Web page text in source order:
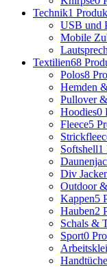
Technik1
USB und
Mobile
Textilien68
Polos8
Hemden
Pullover
Hoodies0
Fleece5
Softshell1
Div
Outdoor
Kappen5
Hauben2
Schals &
Sport0